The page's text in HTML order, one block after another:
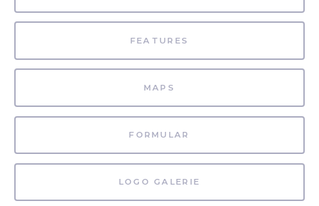
FEATURES
MAPS
FORMULAR
LOGO GALERIE